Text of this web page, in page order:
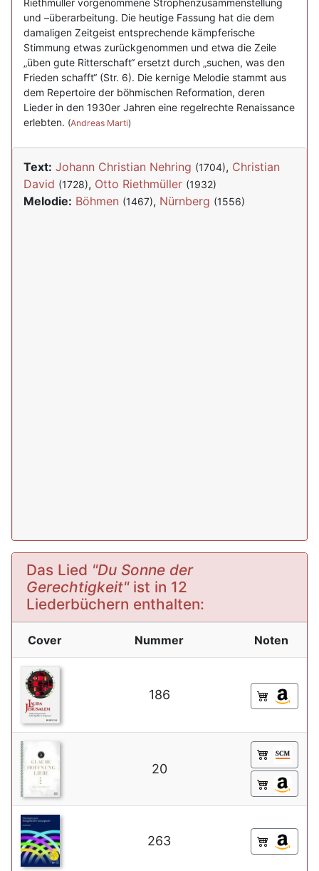
Riethmüller vorgenommene Strophenzusammenstellung
und –überarbeitung. Die heutige Fassung hat die dem
damaligen Zeitgeist entsprechende kämpferische
Stimmung etwas zurückgenommen und etwa die Zeile
„üben gute Ritterschaft“ ersetzt durch „suchen, was den
Frieden schafft“ (Str. 6). Die kernige Melodie stammt aus
dem Repertoire der böhmischen Reformation, deren
Lieder in den 1930er Jahren eine regelrechte Renaissance
erlebten. (Andreas Marti)
Text: Johann Christian Nehring (1704), Christian
David (1728), Otto Riethmüller (1932)
Melodie: Böhmen (1467), Nürnberg (1556)
Das Lied "Du Sonne der
Gerechtigkeit"ist in 12
Liederbüchern enthalten:
Cover Nummer Noten
186
20
263